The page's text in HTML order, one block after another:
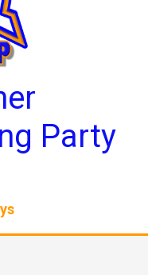
Party